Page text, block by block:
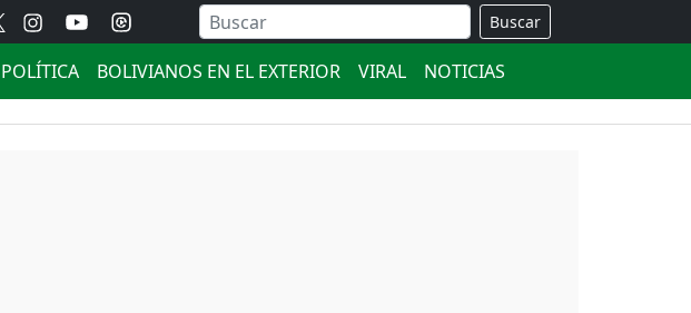
Buscar
POLÍTICA BOLIVIANOS EN EL EXTERIOR VIRAL NOTICIAS